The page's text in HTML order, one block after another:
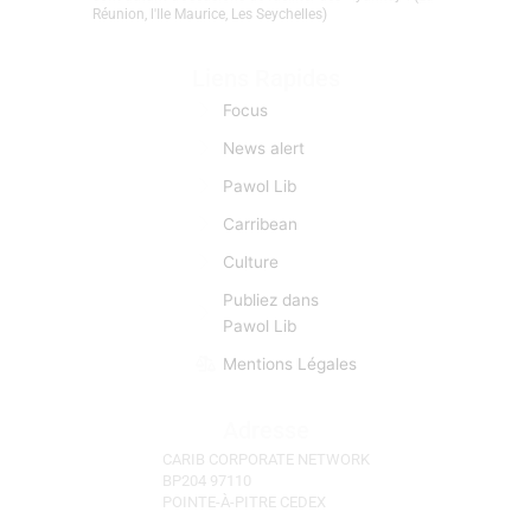
créolophones, anglophones, et hispanophones.
L’information est donc pour CCN une matière
Réunion, l'Ile Maurice, Les Seychelles)
Focus
News alert
Pawol Lib
Carribean
Mentions Légales